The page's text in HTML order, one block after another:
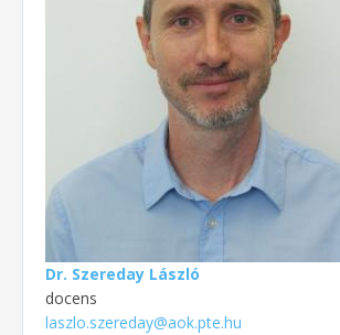
Dr. Szereday László
docens
laszlo.szereday@aok.pte.hu